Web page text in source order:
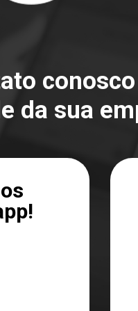
da sua